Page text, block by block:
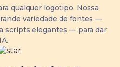
qualquer logotipo. Nossa
variedade de fontes —
scripts elegantes — para dar